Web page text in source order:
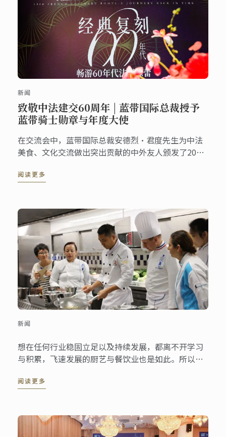
新闻
致敬中法建交60周年 | 蓝带国际总裁授予
蓝带骑士勋章与年度大使
在交流会中，蓝带国际总裁安德烈·君度先生为中法
美食、文化交流做出突出贡献的中外友人颁发了2024
阅读更多
新闻
想在任何行业稳固立足以及持续发展，都离不开学习
与积累，飞速发展的厨艺与餐饮业也是如此。所以许
研习餐饮、厨艺专业的职人选择蓝带作为他们进一步
阅读更多